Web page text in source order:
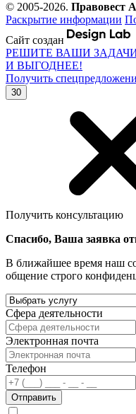
© 2005-2026. Правовест
Раскрытие информации
Сайт создан
РЕШИТЕ ВАШИ
И ВЫГОДНЕЕ!
Получить
30
Получить консультацию
Спасибо, Ваша заявка
В ближайшее время наш
общение строго
Сфера деятельности
Электронная почта
Телефон
Отправить